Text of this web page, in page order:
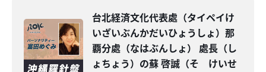
台北経済文化代表處（タイペイけ
いざいぶんかだいひょうしょ）那
覇分處（なはぶんしょ） 處長（し
ょちょう）の蘇 啓誠（そ けいせ